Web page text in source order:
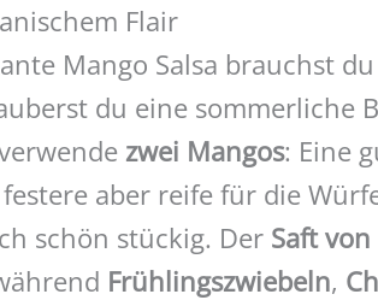
Flair
Mango Salsa brauchst
du eine sommerliche
zwei Mangos: Eine
aber reife für die
schön stückig. Der Saft
Frühlingszwiebeln,